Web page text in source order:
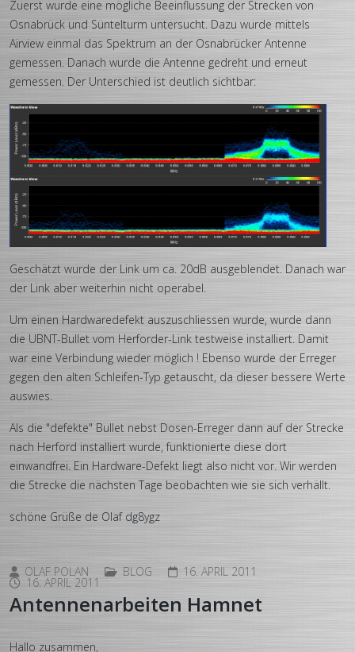
Zuerst wurde eine mögliche Beeinflussung der Strecken von
Osnabrück und Süntelturm untersucht. Dazu wurde mittels
Airview einmal das Spektrum an der Osnabrücker Antenne
gemessen. Danach wurde die Antenne gedreht und erneut
gemessen. Der Unterschied ist deutlich sichtbar:
Geschätzt wurde der Link um ca. 20dB ausgeblendet. Danach war
der Link aber weiterhin nicht operabel.
Um einen Hardwaredefekt auszuschliessen wurde, wurde dann
die UBNT-Bullet vom Herforder-Link testweise installiert. Damit
war eine Verbindung wieder möglich ! Ebenso wurde der Erreger
gegen den alten Schleifen-Typ getauscht, da dieser bessere Werte
auswies.
Als die "defekte" Bullet nebst Dosen-Erreger dann auf der Strecke
nach Herford installiert wurde, funktionierte diese dort
einwandfrei. Ein Hardware-Defekt liegt also nicht vor. Wir werden
die Strecke die nächsten Tage beobachten wie sie sich verhällt.
schöne Grüße de Olaf dg8ygz
OLAF POLAN BLOG 16. APRIL 2011
16. APRIL 2011
Antennenarbeiten Hamnet
Hallo zusammen,